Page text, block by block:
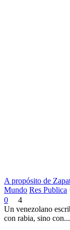
A propósito de
Mundo Res Publica
0
4
Un venezolano
con rabia, sino con...